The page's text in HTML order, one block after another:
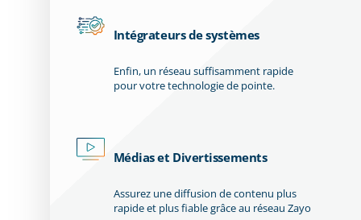
Intégrateurs de systèmes
Enfin, un réseau suffisamment rapide
pour votre technologie de pointe.
Médias et Divertissements
Assurez une diffusion de contenu plus
rapide et plus fiable grâce au réseau Zayo